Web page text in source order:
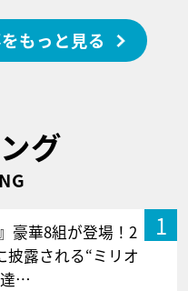
もっと見る
グ
1
豪華8組が登場！2
披露される“ミリオ
達…